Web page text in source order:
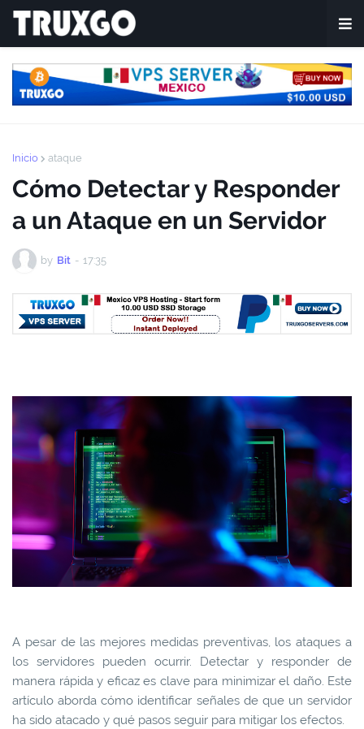
Inicio ataque
Cómo Detectar y Responder
a un Ataque en un Servidor
by Bit - 17:35
A pesar de las mejores medidas preventivas, los ataques a
los servidores pueden ocurrir. Detectar y responder de
manera rápida y eficaz es clave para minimizar el daño. Este
artículo aborda cómo identificar señales de que un servidor
ha sido atacado y qué pasos seguir para mitigar los efectos.